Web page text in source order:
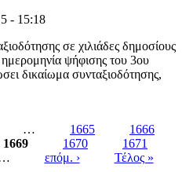
- 15:18
σε χιλιάδες δημοσίους
ψήφισης του 3ου
δικαίωμα συνταξιοδότησης,
ΤΩΝ
ΥΠΑΛΛΗΛΩΝ
… 1665
1666
1669 1670
1671
επόμ. › Τέλος »